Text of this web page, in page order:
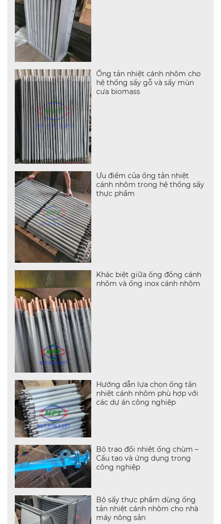
Ống tản nhiệt cánh nhôm cho
hệ thống sấy gỗ và sấy mùn
cưa biomass
Ưu điểm của ống tản nhiệt
cánh nhôm trong hệ thống sấy
thực phẩm
Khác biệt giữa ống đồng cánh
nhôm và ống inox cánh nhôm
Hướng dẫn lựa chọn ống tản
nhiệt cánh nhôm phù hợp với
các dự án công nghiệp
Bộ trao đổi nhiệt ống chùm –
Cấu tạo và ứng dụng trong
công nghiệp
Bộ sấy thực phẩm dùng ống
tản nhiệt cánh nhôm cho nhà
máy nông sản